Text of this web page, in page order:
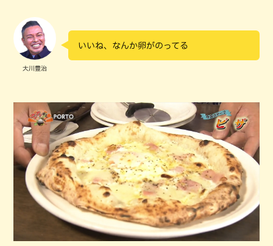
大川豊治
いいね、なんか卵がのってる